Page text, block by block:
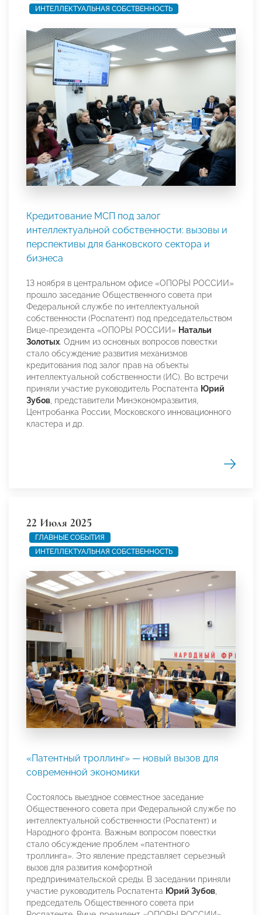
ИНТЕЛЛЕКТУАЛЬНАЯ СОБСТВЕННОСТЬ
Кредитование МСП под залог
интеллектуальной собственности: вызовы и
перспективы для банковского сектора и
бизнеса
13 ноября в центральном офисе «ОПОРЫ РОССИИ»
прошло заседание Общественного совета при
Федеральной службе по интеллектуальной
собственности (Роспатент) под председательством
Вице-президента «ОПОРЫ РОССИИ» Натальи
Золотых. Одним из основных вопросов повестки
стало обсуждение развития механизмов
кредитования под залог прав на объекты
интеллектуальной собственности (ИС). Во встречи
приняли участие руководитель Роспатента Юрий
Зубов , представители Минэкономразвития,
Центробанка России, Московского инновационного
кластера и др.
22 Июля 2025
ГЛАВНЫЕ СОБЫТИЯ
ИНТЕЛЛЕКТУАЛЬНАЯ СОБСТВЕННОСТЬ
«Патентный троллинг» — новый вызов для
современной экономики
Состоялось выездное совместное заседание
Общественного совета при Федеральной службе по
интеллектуальной собственности (Роспатент) и
Народного фронта. Важным вопросом повестки
стало обсуждение проблем «патентного
троллинга». Это явление представляет серьезный
вызов для развития комфортной
предпринимательской среды. В заседании приняли
участие руководитель Роспатента Юрий Зубов
председатель Общественного совета при